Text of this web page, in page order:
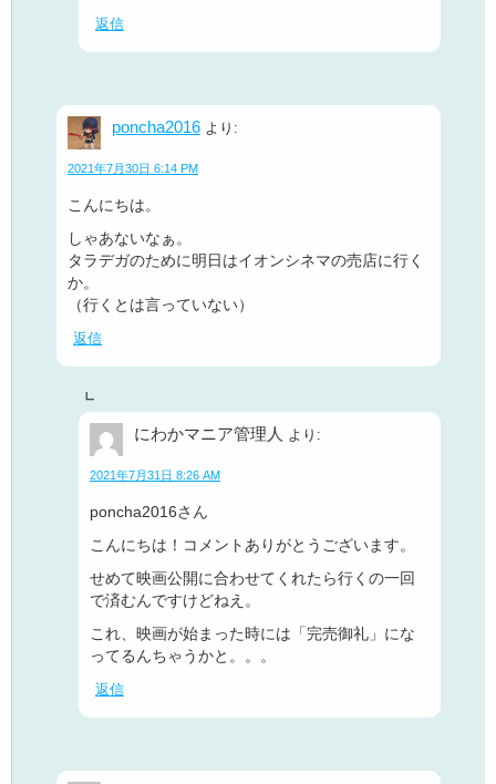
返信
poncha2016 より:
2021年7月30日 6:14 PM
こんにちは。
しゃあないなぁ。
タラデガのために明日はイオンシネマの売店に行く
か。
（行くとは言っていない）
返信
にわかマニア管理人 より:
2021年7月31日 8:26 AM
poncha2016さん
こんにちは！コメントありがとうございます。
せめて映画公開に合わせてくれたら行くの一回
で済むんですけどねえ。
これ、映画が始まった時には「完売御礼」にな
ってるんちゃうかと。。。
返信